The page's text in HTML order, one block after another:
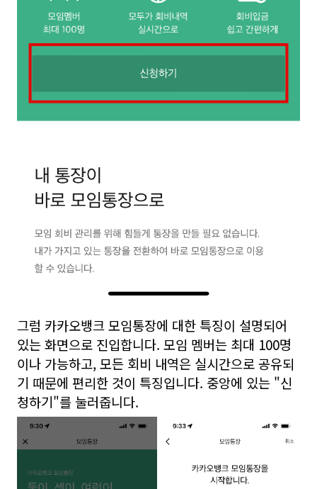
그럼 카카오뱅크 모임통장에 대한 특징이 설명되어
있는 화면으로 진입합니다. 모임 멤버는 최대 100명
이나 가능하고, 모든 회비 내역은 실시간으로 공유되
기 때문에 편리한 것이 특징입니다. 중앙에 있는 "신
청하기"를 눌러줍니다.